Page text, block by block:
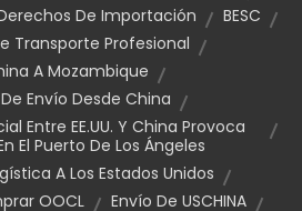
De Importación
BESC
Transporte Profesional
A Mozambique
Envío Desde China
Entre EE.UU. Y China Provoca
El Puerto De Los Ángeles
A Los Estados Unidos
OOCL
Envío De USCHINA